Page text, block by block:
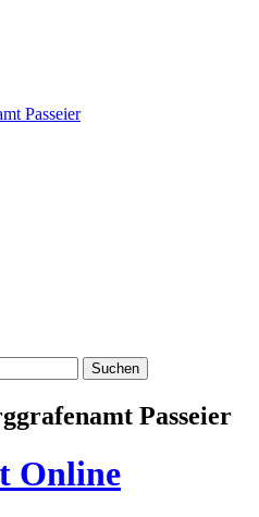
Passeier
Passeier
Online